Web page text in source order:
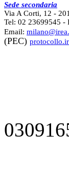
Sede secondaria
Via A Corti, 12 -
Tel: 02 23699545 -
Email:
(PEC)